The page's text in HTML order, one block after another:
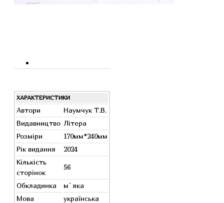
ХАРАКТЕРИСТИКИ
Автори
Наумчук Т.В.
Видавництво Літера
Розміри
170мм*240мм
Рік видання
2024
Кількість
сторінок
56
Обкладинка
м`яка
Мова
українська